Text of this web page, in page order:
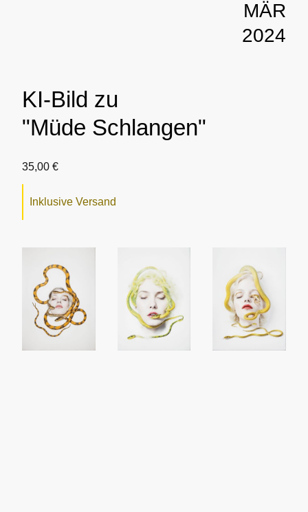
MÄR
2024
KI-Bild zu
"Müde Schlangen"
35,00 €
Inklusive Versand